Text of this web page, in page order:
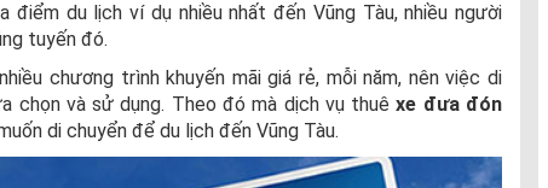
du lịch ví dụ nhiều nhất đến Vũng Tàu, nhiều người
tuyến đó.
chương trình khuyến mãi giá rẻ, mỗi năm, nên việc di
chọn và sử dụng. Theo đó mà dịch vụ thuê xe đưa đón
di chuyển để du lịch đến Vũng Tàu.